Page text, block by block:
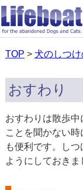
TOP > 犬のしつ
おすわり
おすわりは散歩
ことを聞かない
も便利です。し
ようにしておきま